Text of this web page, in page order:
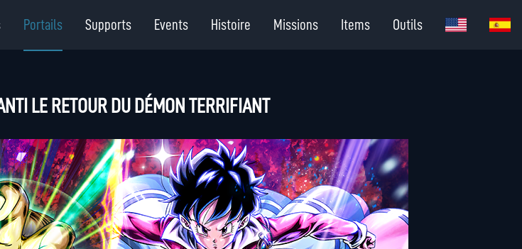
Portails Supports Events Histoire Missions Items Outils
LE RETOUR DU DÉMON TERRIFIANT